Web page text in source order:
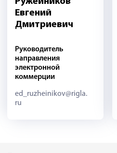
Евгений
Дмитриевич
Руководитель
направления
электронной
коммерции
ed_ruzheinikov@rigla.
ru